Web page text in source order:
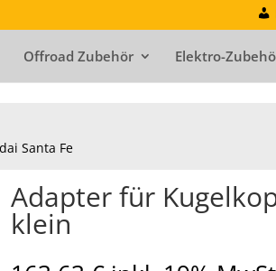
Offroad Zubehör Elektro-
Santa Fe
Adapter für
klein